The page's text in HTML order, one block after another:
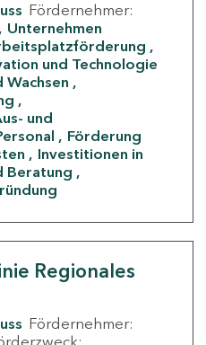
Fördernehmer:
Unternehmen
und Technologie
Wachsen
und
Förderung
Investitionen in
Beratung
Regionales
Fördernehmer: